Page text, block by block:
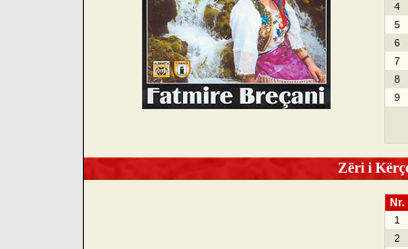
4
5
6
7
8
9
Zëri i
Nr.
1
2